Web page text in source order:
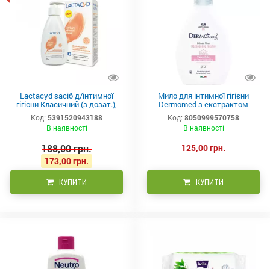
Lactacyd засіб д/інтимної
гігієни Класичний (з дозат.),
Код: 5391520943188
В наявності
188,00 грн.
173,00 грн.
КУПИТИ
Мило для інтимної гігієни
Dermomed з екстрактом
календули 250 мл
Код: 8050999570758
В наявності
125,00 грн.
КУПИТИ